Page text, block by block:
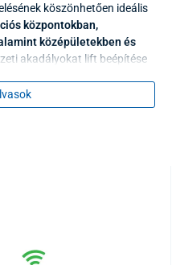
köszönhetően ideális
központokban,
középületekben és
akadályokat lift beépítése